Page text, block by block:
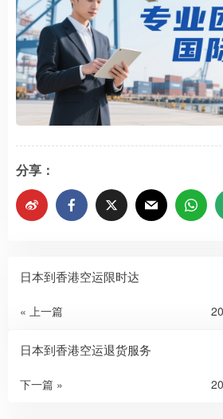
分享：
日本到香港空运限时达
« 上一篇
日本到香港空运退货服务
下一篇 »